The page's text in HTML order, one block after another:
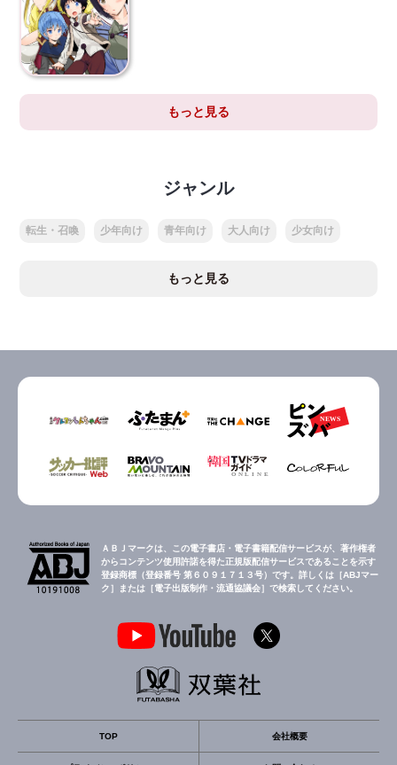
もっと見る
ジャンル
転生・召喚 少年向け 青年向け 大人向け 少女向け
もっと見る
ＡＢＪマークは、この電子書店・電子書籍配信サービスが、著作権者
からコンテンツ使用許諾を得た正規版配信サービスであることを示す
登録商標（登録番号 第６０９１７１３号）です。詳しくは［ABJマー
ク］または［電子出版制作・流通協議会］で検索してください。
TOP 会社概要